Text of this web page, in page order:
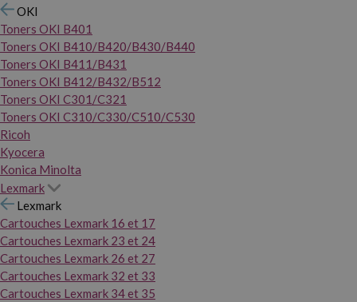
OKI
Toners OKI B401
Toners OKI B410/B420/B430/B440
Toners OKI B411/B431
Toners OKI B412/B432/B512
Toners OKI C301/C321
Toners OKI C310/C330/C510/C530
Ricoh
Kyocera
Konica Minolta
Lexmark
Lexmark
Cartouches Lexmark 16 et 17
Cartouches Lexmark 23 et 24
Cartouches Lexmark 26 et 27
Cartouches Lexmark 32 et 33
Cartouches Lexmark 34 et 35